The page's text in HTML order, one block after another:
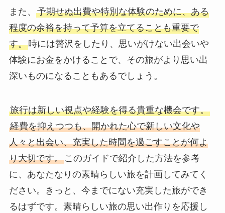
また、 予期せぬ出費や特別な体験のために、ある
程度の余裕を持って予算を立てることも重要で
す。時には贅沢をしたり、思いがけない出会いや
体験にお金をかけることで、その旅がより思い出
深いものになることもあるでしょう。
旅行は新しい視点や経験を得る貴重な機会です。
経費を抑えつつも、開かれた心で新しい文化や
人々と出会い、充実した時間を過ごすことが何よ
り大切です。このガイドで紹介した方法を参考
に、あなたなりの素晴らしい旅を計画してみてく
ださい。きっと、今までにない充実した旅ができ
るはずです。素晴らしい旅の思い出作りを応援し